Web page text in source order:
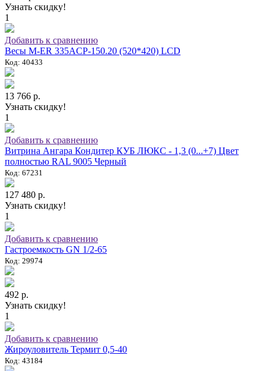
Узнать скидку!
1
Добавить к сравнению
Весы M-ER 335ACP-150.20 (520*420) LCD
Код: 40433
13 766 р.
Узнать скидку!
1
Добавить к сравнению
Витрина Ангара Кондитер КУБ ЛЮКС - 1,3 (0...+7) Цвет
полностью RAL 9005 Черный
Код: 67231
127 480 р.
Узнать скидку!
1
Добавить к сравнению
Гастроемкость GN 1/2-65
Код: 29974
492 р.
Узнать скидку!
1
Добавить к сравнению
Жироуловитель Термит 0,5-40
Код: 43184